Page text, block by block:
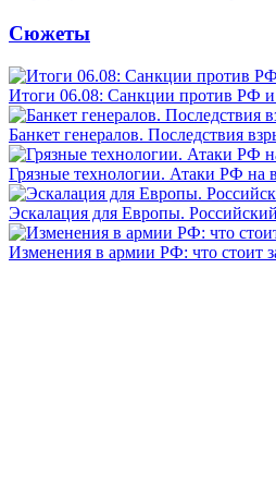
Сюжеты
Итоги 06.08: Санкции против РФ
Банкет генералов. Последствия
Грязные технологии. Атаки РФ
Эскалация для Европы.
Изменения в армии РФ: что стоит